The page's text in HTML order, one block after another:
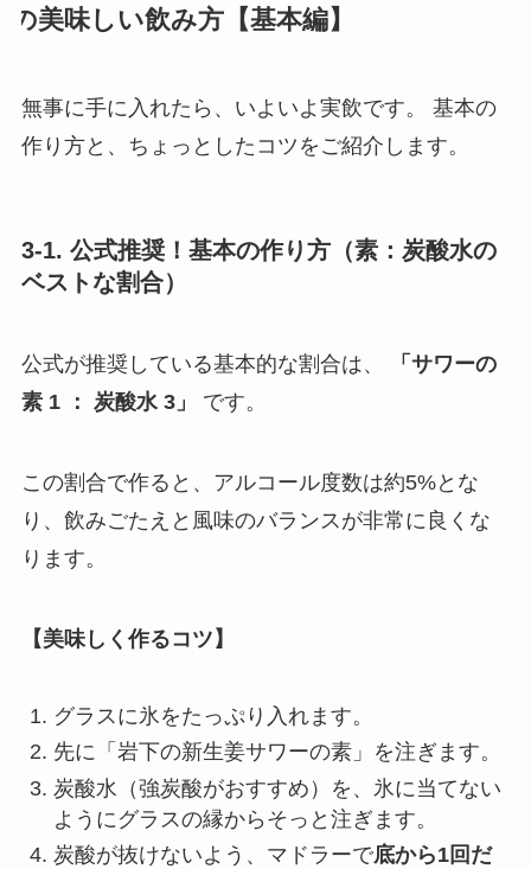
の美味しい飲み方【基本編】
無事に手に入れたら、いよいよ実飲です。 基本の
作り方と、ちょっとしたコツをご紹介します。
3-1. 公式推奨！基本の作り方（素：炭酸水の
ベストな割合）
公式が推奨している基本的な割合は、
「サワーの
素 1 ： 炭酸水 3」
です。
この割合で作ると、アルコール度数は約5%とな
り、飲みごたえと風味のバランスが非常に良くな
ります。
【美味しく作るコツ】
グラスに氷をたっぷり入れます。
先に「岩下の新生姜サワーの素」を注ぎます。
炭酸水（強炭酸がおすすめ）を、氷に当てない
ようにグラスの縁からそっと注ぎます。
炭酸が抜けないよう、マドラーで底から1回だ